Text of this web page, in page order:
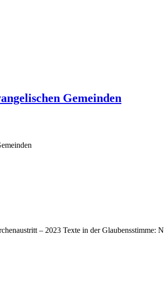
Gemeinden
– 2023 Texte in der Glaubensstimme: